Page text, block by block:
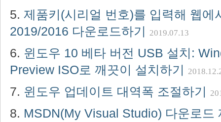
제품키(시리얼 번호)를 입력해 웹에
2019/2016 다운로드하기 2019.07.13
윈도우 10 베타 버전 USB 설치:
Preview ISO로 깨끗이 설치하기
윈도우 업데이트 대역폭 조절하기
MSDN(My Visual Studio) 다운로드